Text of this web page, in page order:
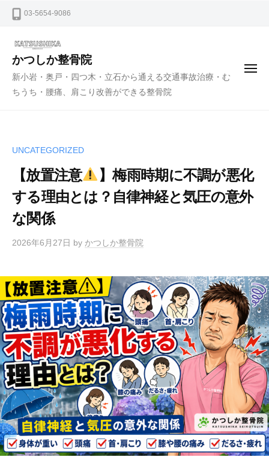
03-5654-9086
かつしか整骨院
新小岩・奥戸・四つ木・立石から通える交通事故治療・む
ちうち・腰痛、肩こり改善ができる整骨院
メ
UNCATEGORIZED
【放置注意
】梅雨時期に不調が悪化
する理由とは？自律神経と気圧の意外
な関係
2026年6月27日 by かつしか整骨院